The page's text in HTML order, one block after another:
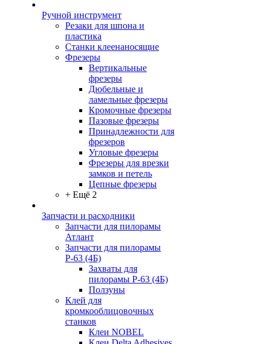
Ручной инструмент
Резаки для шпона и
пластика
Станки клеенаносящие
Фрезеры
Вертикальные
фрезеры
Дюбельные и
ламельные фрезеры
Кромочные фрезеры
Пазовые фрезеры
Принадлежности для
фрезеров
Угловые фрезеры
Фрезеры для врезки
замков и петель
Цепные фрезеры
+ Ещё 2
Запчасти и расходники
Запчасти для пилорамы
Атлант
Запчасти для пилорамы
Р-63 (4Б)
Захваты для
пилорамы Р-63 (4Б)
Ползуны
Клей для
кромкооблицовочных
станков
Клеи NOBEL